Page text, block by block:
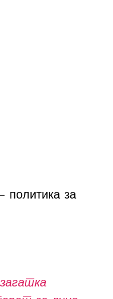
политика за